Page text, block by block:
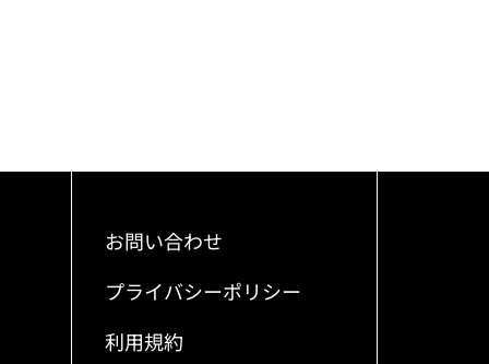
お問い合わせ
プライバシーポリシー
利用規約